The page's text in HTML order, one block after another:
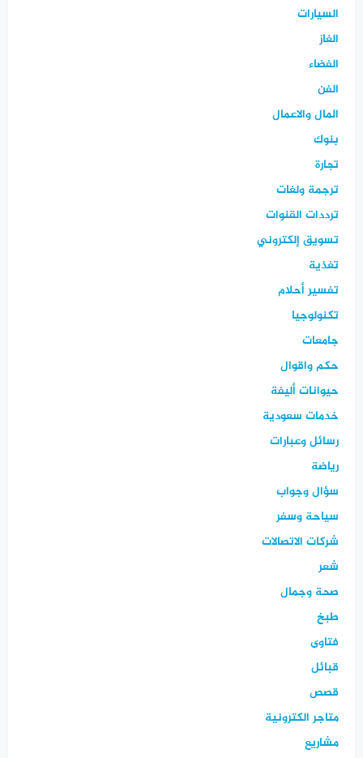
السيارات
الغاز
الفضاء
الفن
المال والاعمال
بنوك
تجارة
ترجمة ولغات
ترددات القنوات
تسويق إلكتروني
تغذية
تفسير أحلام
تكنولوجيا
جامعات
حكم واقوال
حيوانات أليفة
خدمات سعودية
رسائل وعبارات
رياضة
سؤال وجواب
سياحة وسفر
شركات الاتصالات
شعر
صحة وجمال
طبخ
فتاوى
قبائل
قصص
متاجر الكترونية
مشاريع